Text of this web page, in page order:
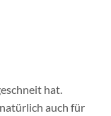
hat.
auch für